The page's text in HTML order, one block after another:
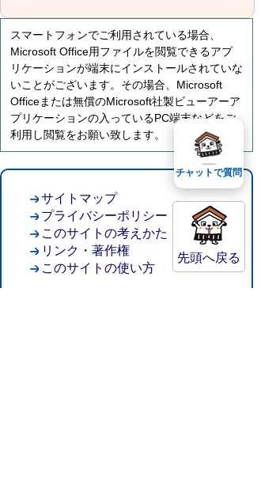
スマートフォンでご利用されている場合、
Microsoft Office用ファイルを閲覧できるアプ
リケーションが端末にインストールされていな
いことがございます。その場合、Microsoft
Officeまたは無償のMicrosoft社製ビューアーア
プリケーションの入っているPC端末などをご
利用し閲覧をお願い致します。
先頭へ戻る
サイトマップ
プライバシーポリシー
このサイトの考えかた
リンク・著作権
このサイトの使い方
チャットで質問